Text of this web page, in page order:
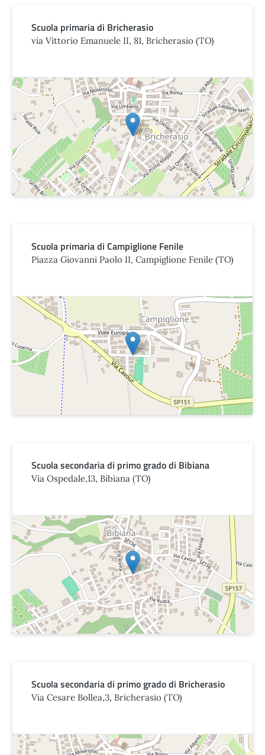
Scuola primaria di Bricherasio
via Vittorio Emanuele II, 81, Bricherasio (TO)
Scuola primaria di Campiglione Fenile
Piazza Giovanni Paolo II, Campiglione Fenile (TO)
Scuola secondaria di primo grado di Bibiana
Via Ospedale,13, Bibiana (TO)
Scuola secondaria di primo grado di Bricherasio
Via Cesare Bollea,3, Bricherasio (TO)